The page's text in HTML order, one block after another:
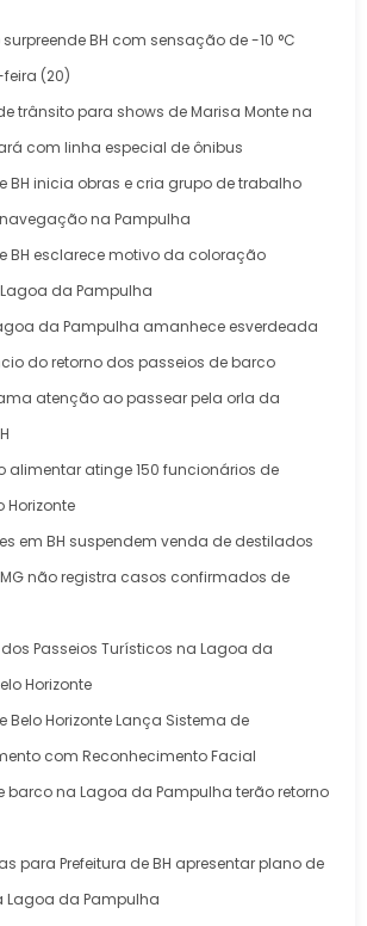
surpreende BH com sensação de -10 °C
(20)
trânsito para shows de Marisa Monte na
com linha especial de ônibus
BH inicia obras e cria grupo de trabalho
na Pampulha
BH esclarece motivo da coloração
da Pampulha
da Pampulha amanhece esverdeada
do retorno dos passeios de barco
atenção ao passear pela orla da
alimentar atinge 150 funcionários de
Horizonte
em BH suspendem venda de destilados
não registra casos confirmados de
Passeios Turísticos na Lagoa da
Horizonte
Belo Horizonte Lança Sistema de
com Reconhecimento Facial
barco na Lagoa da Pampulha terão retorno
para Prefeitura de BH apresentar plano de
Lagoa da Pampulha